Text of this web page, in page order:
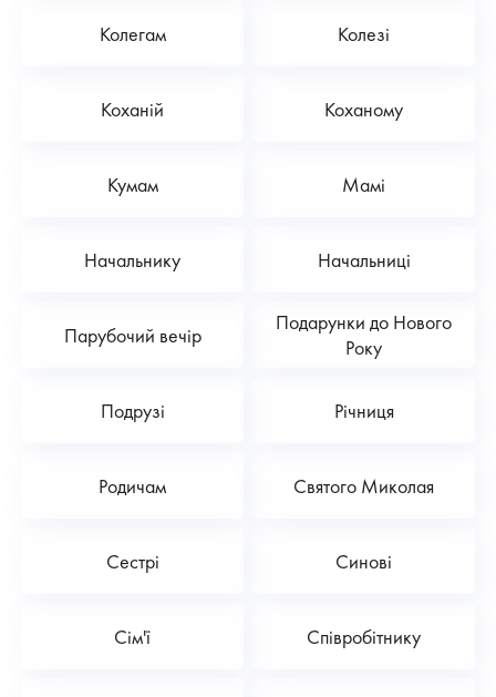
Колегам Колезі
Коханій Коханому
Кумам Мамі
Начальнику Начальниці
Парубочий вечір
Подарунки до Нового
Року
Подрузі Річниця
Родичам Святого Миколая
Сестрі Синові
Сім'ї Співробітнику